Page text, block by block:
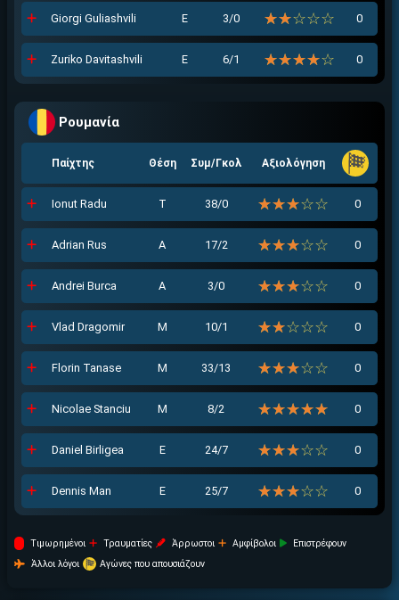
Giorgi Guliashvili Ε 3/0 ☆☆☆☆☆
★★★★★ 0
Zuriko Davitashvili Ε 6/1 ☆☆☆☆☆
★★★★★ 0
Ρουμανία
Παίχτης Θέση Συμ/Γκολ Αξιολόγηση
Ionut Radu Τ 38/0 ☆☆☆☆☆
★★★★★ 0
Adrian Rus Α 17/2 ☆☆☆☆☆
★★★★★ 0
Andrei Burca Α 3/0 ☆☆☆☆☆
★★★★★ 0
Vlad Dragomir Μ 10/1 ☆☆☆☆☆
★★★★★ 0
Florin Tanase Μ 33/13 ☆☆☆☆☆
★★★★★ 0
Nicolae Stanciu Μ 8/2 ☆☆☆☆☆
★★★★★ 0
Daniel Birligea Ε 24/7 ☆☆☆☆☆
★★★★★ 0
Dennis Man Ε 25/7 ☆☆☆☆☆
★★★★★ 0
Tιμωρημένοι Τραυματίες Άρρωστοι Αμφίβολοι
Επιστρέφουν
Άλλοι λόγοι
Αγώνες που απουσιάζουν